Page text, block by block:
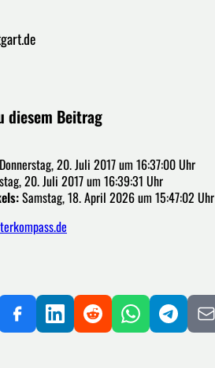
diesem Beitrag
Donnerstag, 20. Juli 2017 um 16:37:00 Uhr
20. Juli 2017 um 16:39:31 Uhr
Samstag, 18. April 2026 um 15:47:02 Uhr